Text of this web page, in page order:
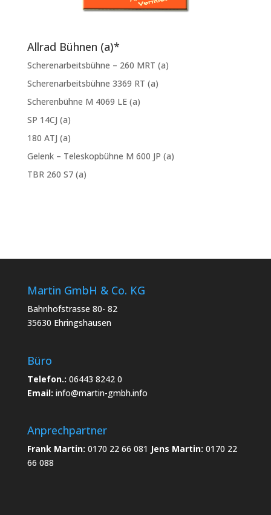
Allrad Bühnen (a)*
Scherenarbeitsbühne – 260 MRT (a)
Scherenarbeitsbühne 3369 RT (a)
Scherenbühne M 4069 LE (a)
SP 14CJ (a)
180 ATJ (a)
Gelenk – Teleskopbühne M 600 JP (a)
TBR 260 S7 (a)
Martin GmbH & Co. KG
Bahnhofstrasse 80- 82
35630 Ehringshausen
Büro
Telefon.: 06443 8242 0
Email: info@martin-gmbh.info
Anprechpartner
Frank Martin: 0170 22 66 081 Jens Martin: 0170 22
66 088